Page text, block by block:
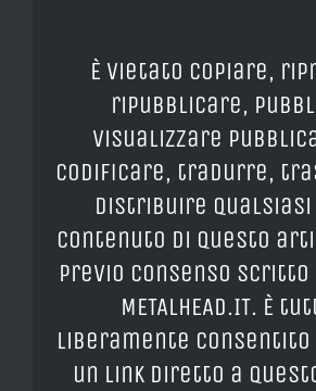
È vietato copiare,
ripubblicare,
visualizzare
codificare, tradurre,
distribuire qualsiasi
contenuto di questo
previo consenso scritto
METALHEAD.IT. È
liberamente consentito
un link diretto a